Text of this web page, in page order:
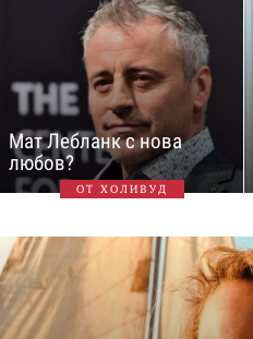
Мат Лебланк с нова
любов?
ОТ ХОЛИВУД